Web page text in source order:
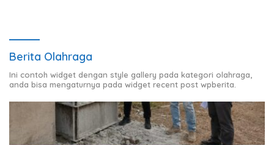
Berita Olahraga
Ini contoh widget dengan style gallery pada kategori olahraga,
anda bisa mengaturnya pada widget recent post wpberita.